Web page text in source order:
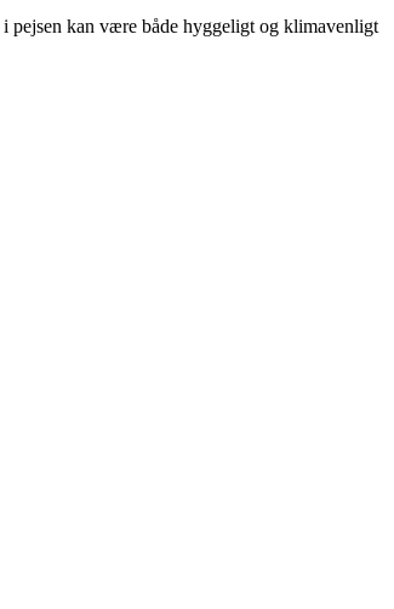
pejsen kan være både hyggeligt og klimavenligt